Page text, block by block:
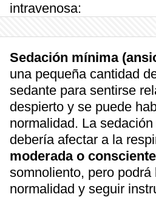
intravenosa:
Sedación mínima
una pequeña cantidad
sedante para sentirse
despierto y se puede
normalidad. La
debería afectar a la
moderada o
somnoliento, pero podrá
normalidad y seguir